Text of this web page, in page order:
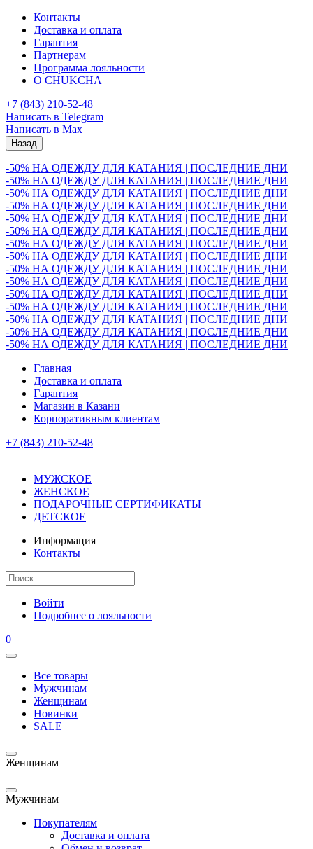
Контакты
Доставка и оплата
Гарантия
Партнерам
Программа лояльности
О CHUKCHA
+7 (843) 210-52-48
Написать в Telegram
Написать в Max
Назад
-50% НА ОДЕЖДУ ДЛЯ КАТАНИЯ | ПОСЛЕДНИЕ ДНИ
-50% НА ОДЕЖДУ ДЛЯ КАТАНИЯ | ПОСЛЕДНИЕ ДНИ
-50% НА ОДЕЖДУ ДЛЯ КАТАНИЯ | ПОСЛЕДНИЕ ДНИ
-50% НА ОДЕЖДУ ДЛЯ КАТАНИЯ | ПОСЛЕДНИЕ ДНИ
-50% НА ОДЕЖДУ ДЛЯ КАТАНИЯ | ПОСЛЕДНИЕ ДНИ
-50% НА ОДЕЖДУ ДЛЯ КАТАНИЯ | ПОСЛЕДНИЕ ДНИ
-50% НА ОДЕЖДУ ДЛЯ КАТАНИЯ | ПОСЛЕДНИЕ ДНИ
-50% НА ОДЕЖДУ ДЛЯ КАТАНИЯ | ПОСЛЕДНИЕ ДНИ
-50% НА ОДЕЖДУ ДЛЯ КАТАНИЯ | ПОСЛЕДНИЕ ДНИ
-50% НА ОДЕЖДУ ДЛЯ КАТАНИЯ | ПОСЛЕДНИЕ ДНИ
-50% НА ОДЕЖДУ ДЛЯ КАТАНИЯ | ПОСЛЕДНИЕ ДНИ
-50% НА ОДЕЖДУ ДЛЯ КАТАНИЯ | ПОСЛЕДНИЕ ДНИ
-50% НА ОДЕЖДУ ДЛЯ КАТАНИЯ | ПОСЛЕДНИЕ ДНИ
-50% НА ОДЕЖДУ ДЛЯ КАТАНИЯ | ПОСЛЕДНИЕ ДНИ
-50% НА ОДЕЖДУ ДЛЯ КАТАНИЯ | ПОСЛЕДНИЕ ДНИ
Главная
Доставка и оплата
Гарантия
Магазин в Казани
Корпоративным клиентам
+7 (843) 210-52-48
МУЖСКОЕ
ЖЕНСКОЕ
ПОДАРОЧНЫЕ СЕРТИФИКАТЫ
ДЕТСКОЕ
Информация
Контакты
Войти
Подробнее о лояльности
0
Все товары
Мужчинам
Женщинам
Новинки
SALE
Женщинам
Мужчинам
Покупателям
Доставка и оплата